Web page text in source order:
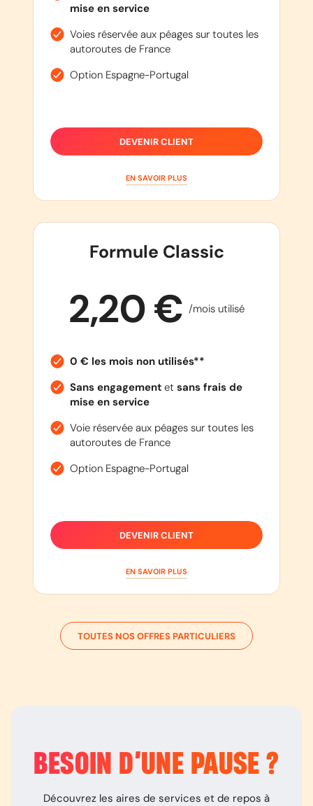
mise en service
Voies réservée aux péages sur toutes les
autoroutes de France
Option Espagne-Portugal
DEVENIR CLIENT
EN SAVOIR PLUS
Formule Classic
2,20 € /mois utilisé
0 € les mois non utilisés**
Sans engagementet sans frais de
mise en service
Voie réservée aux péages sur toutes les
autoroutes de France
Option Espagne-Portugal
DEVENIR CLIENT
EN SAVOIR PLUS
TOUTES NOS OFFRES PARTICULIERS
BESOIN D’UNE PAUSE ?
Découvrez les aires de services et de repos à